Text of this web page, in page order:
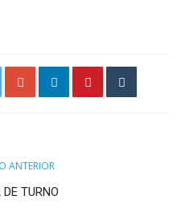
ANTERIOR
TURNO